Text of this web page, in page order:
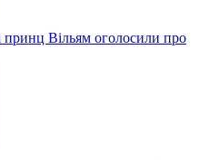
принц Вільям оголосили про